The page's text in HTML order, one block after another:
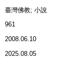
臺灣佛教; 小說
961
2008.06.10
2025.08.05